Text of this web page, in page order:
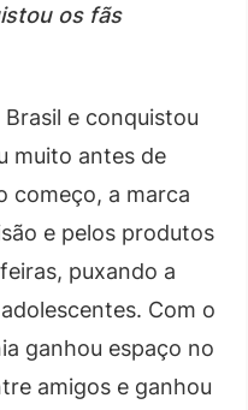
os fãs
e conquistou
muito antes de
começo, a marca
e pelos produtos
puxando a
Com o
ganhou espaço no
amigos e ganhou